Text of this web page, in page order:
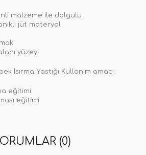
malzeme ile dolgulu
jüt materyal
yüzeyi
Isırma Yastığı Kullanım amacı:
eğitimi
eğitimi
(0)